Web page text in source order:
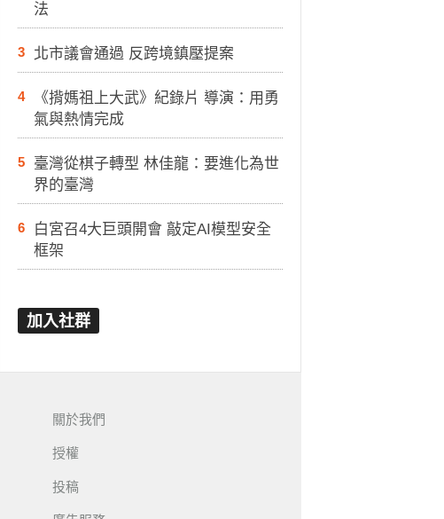
法
3 北市議會通過 反跨境鎮壓提案
4
《揹媽祖上大武》紀錄片 導演：用勇
氣與熱情完成
5
臺灣從棋子轉型 林佳龍：要進化為世
界的臺灣
6
白宮召4大巨頭開會 敲定AI模型安全
框架
加入社群
關於我們
授權
投稿